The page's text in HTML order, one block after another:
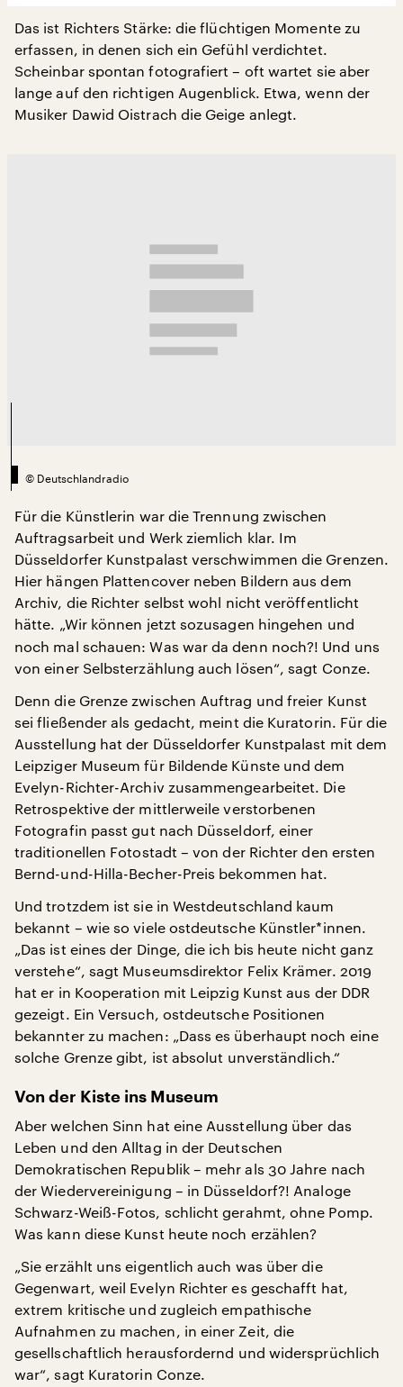
Das ist Richters Stärke: die flüchtigen Momente zu
erfassen, in denen sich ein Gefühl verdichtet.
Scheinbar spontan fotografiert – oft wartet sie aber
lange auf den richtigen Augenblick. Etwa, wenn der
Musiker Dawid Oistrach die Geige anlegt.
© Deutschlandradio
Für die Künstlerin war die Trennung zwischen
Auftragsarbeit und Werk ziemlich klar. Im
Düsseldorfer Kunstpalast verschwimmen die Grenzen.
Hier hängen Plattencover neben Bildern aus dem
Archiv, die Richter selbst wohl nicht veröffentlicht
hätte. „Wir können jetzt sozusagen hingehen und
noch mal schauen: Was war da denn noch?! Und uns
von einer Selbsterzählung auch lösen“, sagt Conze.
Denn die Grenze zwischen Auftrag und freier Kunst
sei fließender als gedacht, meint die Kuratorin. Für die
Ausstellung hat der Düsseldorfer Kunstpalast mit dem
Leipziger Museum für Bildende Künste und dem
Evelyn-Richter-Archiv zusammengearbeitet. Die
Retrospektive der mittlerweile verstorbenen
Fotografin passt gut nach Düsseldorf, einer
traditionellen Fotostadt – von der Richter den ersten
Bernd-und-Hilla-Becher-Preis bekommen hat.
Und trotzdem ist sie in Westdeutschland kaum
bekannt – wie so viele ostdeutsche Künstler*innen.
„Das ist eines der Dinge, die ich bis heute nicht ganz
verstehe“, sagt Museumsdirektor Felix Krämer. 2019
hat er in Kooperation mit Leipzig Kunst aus der DDR
gezeigt. Ein Versuch, ostdeutsche Positionen
bekannter zu machen: „Dass es überhaupt noch eine
solche Grenze gibt, ist absolut unverständlich.“
Von der Kiste ins Museum
Aber welchen Sinn hat eine Ausstellung über das
Leben und den Alltag in der Deutschen
Demokratischen Republik – mehr als 30 Jahre nach
der Wiedervereinigung – in Düsseldorf?! Analoge
Schwarz-Weiß-Fotos, schlicht gerahmt, ohne Pomp.
Was kann diese Kunst heute noch erzählen?
„Sie erzählt uns eigentlich auch was über die
Gegenwart, weil Evelyn Richter es geschafft hat,
extrem kritische und zugleich empathische
Aufnahmen zu machen, in einer Zeit, die
gesellschaftlich herausfordernd und widersprüchlich
war“, sagt Kuratorin Conze.